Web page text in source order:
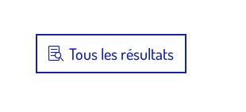
Tous les résultats